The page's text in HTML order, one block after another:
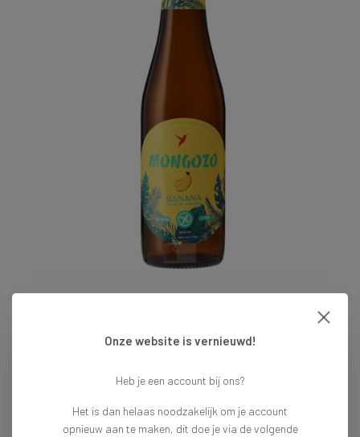
€2,79
Onze website is vernieuwd!
Heb je een account bij ons?
Het is dan helaas noodzakelijk om je account
opnieuw aan te maken, dit doe je via de volgende